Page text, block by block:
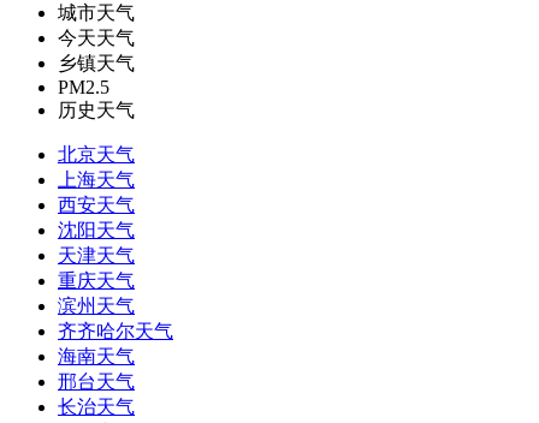
城市天气
今天天气
乡镇天气
PM2.5
历史天气
北京天气
上海天气
西安天气
沈阳天气
天津天气
重庆天气
滨州天气
齐齐哈尔天气
海南天气
邢台天气
长治天气